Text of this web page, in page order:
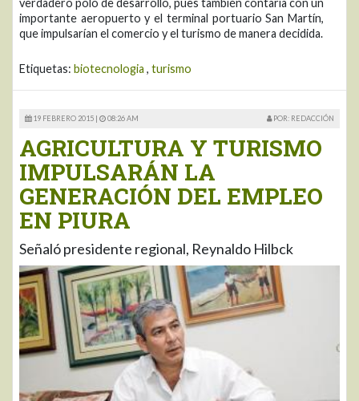
importante aeropuerto y el terminal portuario San Martín,
que impulsarían el comercio y el turismo de manera decidida.
Etiquetas: biotecnologia , turismo
19 FEBRERO 2015 | 08:26 AM POR: REDACCIÓN
AGRICULTURA Y TURISMO
IMPULSARÁN LA
GENERACIÓN DEL EMPLEO
EN PIURA
Señaló presidente regional, Reynaldo Hilbck